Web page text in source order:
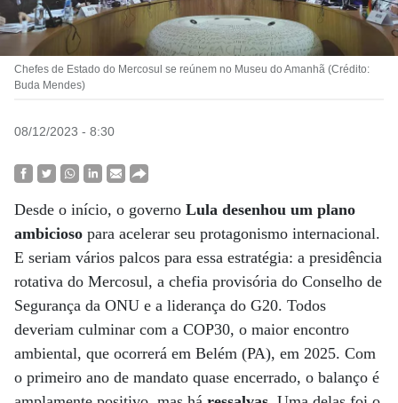
Chefes de Estado do Mercosul se reúnem no Museu do Amanhã (Crédito:
Buda Mendes)
08/12/2023 - 8:30
Desde o início, o governo Lula desenhou um plano
ambicioso para acelerar seu protagonismo internacional.
E seriam vários palcos para essa estratégia: a presidência
rotativa do Mercosul, a chefia provisória do Conselho de
Segurança da ONU e a liderança do G20. Todos
deveriam culminar com a COP30, o maior encontro
ambiental, que ocorrerá em Belém (PA), em 2025. Com
o primeiro ano de mandato quase encerrado, o balanço é